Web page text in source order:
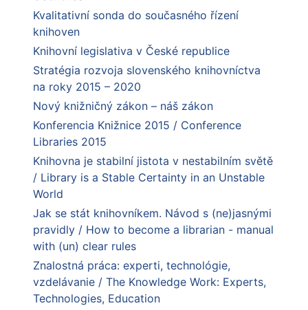
Kvalitativní sonda do současného řízení
knihoven
Knihovní legislativa v České republice
Stratégia rozvoja slovenského knihovníctva
na roky 2015 – 2020
Nový knižničný zákon – náš zákon
Konferencia Knižnice 2015 / Conference
Libraries 2015
Knihovna je stabilní jistota v nestabilním světě
/ Library is a Stable Certainty in an Unstable
World
Jak se stát knihovníkem. Návod s (ne)jasnými
pravidly / How to become a librarian - manual
with (un) clear rules
Znalostná práca: experti, technológie,
vzdelávanie / The Knowledge Work: Experts,
Technologies, Education